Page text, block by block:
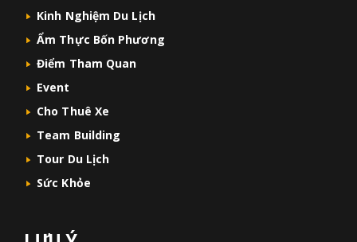
Kinh Nghiệm Du Lịch
Ẩm Thực Bốn Phương
Điểm Tham Quan
Event
Cho Thuê Xe
Team Building
Tour Du Lịch
Sức Khỏe